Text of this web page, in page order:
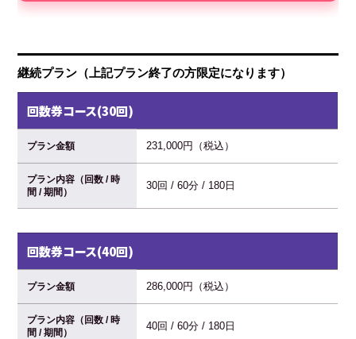
継続プラン（上記プラン終了の方限定になります）
回数券コース(30回)
プラン金額 231,000円（税込）
プラン内容（回数 / 時
間 / 期間）
30回 / 60分 / 180日
回数券コース(40回)
プラン金額 286,000円（税込）
プラン内容（回数 / 時
間 / 期間）
40回 / 60分 / 180日